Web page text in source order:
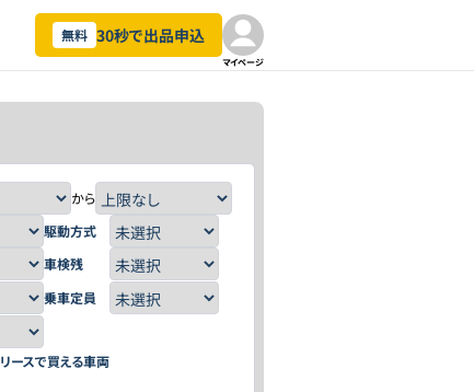
無料 30秒で出品申込
マイページ
から
駆動方式
車検残
乗車定員
リースで買える車両